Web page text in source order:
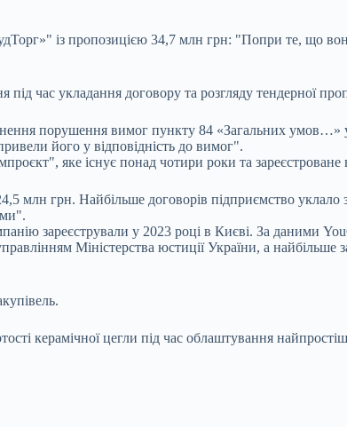
із пропозицією 34,7 млн грн: "Попри те, що
час укладання договору та розгляду тендерної
порушення вимог пункту 84 «Загальних умов…»
його у відповідність до вимог".
яке існує понад чотири роки та
млн грн. Найбільше договорів підприємство уклало
зареєстрували у 2023 році в Києві. За даними
Міністерства юстиції України, а
керамічної цегли під час облаштування